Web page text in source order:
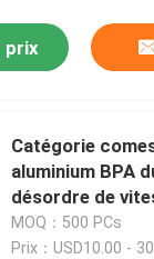
prix
Catégorie
aluminium BPA
désordre de
tactique militaire
MOQ：500 PCs
Prix：USD10.00 -